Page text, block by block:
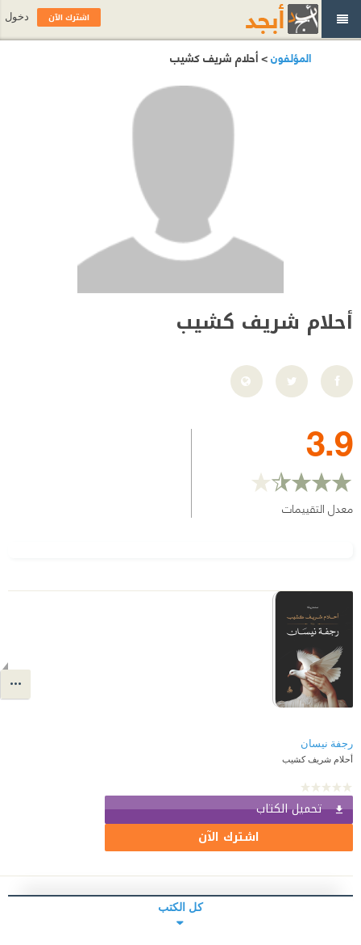
المؤلفون> أحلام شريف كشيب
أحلام شريف كشيب
3.9
معدل التقييمات
رجفة نيسان
أحلام شريف كشيب
تحميل الكتاب
اشترك الآن
كل الكتب
اشترك الآن دخول